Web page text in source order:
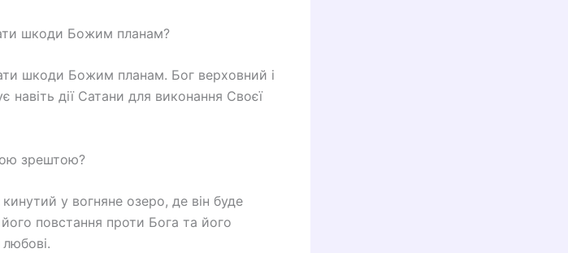
шкоди Божим планам?
шкоди Божим планам. Бог верховний і
навіть дії Сатани для виконання Своєї
зрештою?
кинутий у вогняне озеро, де він буде
повстання проти Бога та його